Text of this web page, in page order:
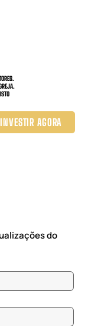
INVESTIR AGORA
do